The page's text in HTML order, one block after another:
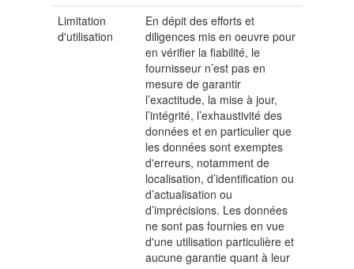
Limitation
d'utilisation
En dépit des efforts et
diligences mis en oeuvre pour
en vérifier la fiabilité, le
fournisseur n’est pas en
mesure de garantir
l’exactitude, la mise à jour,
l’intégrité, l’exhaustivité des
données et en particulier que
les données sont exemptes
d'erreurs, notamment de
localisation, d’identification ou
d’actualisation ou
d’imprécisions. Les données
ne sont pas fournies en vue
d'une utilisation particulière et
aucune garantie quant à leur